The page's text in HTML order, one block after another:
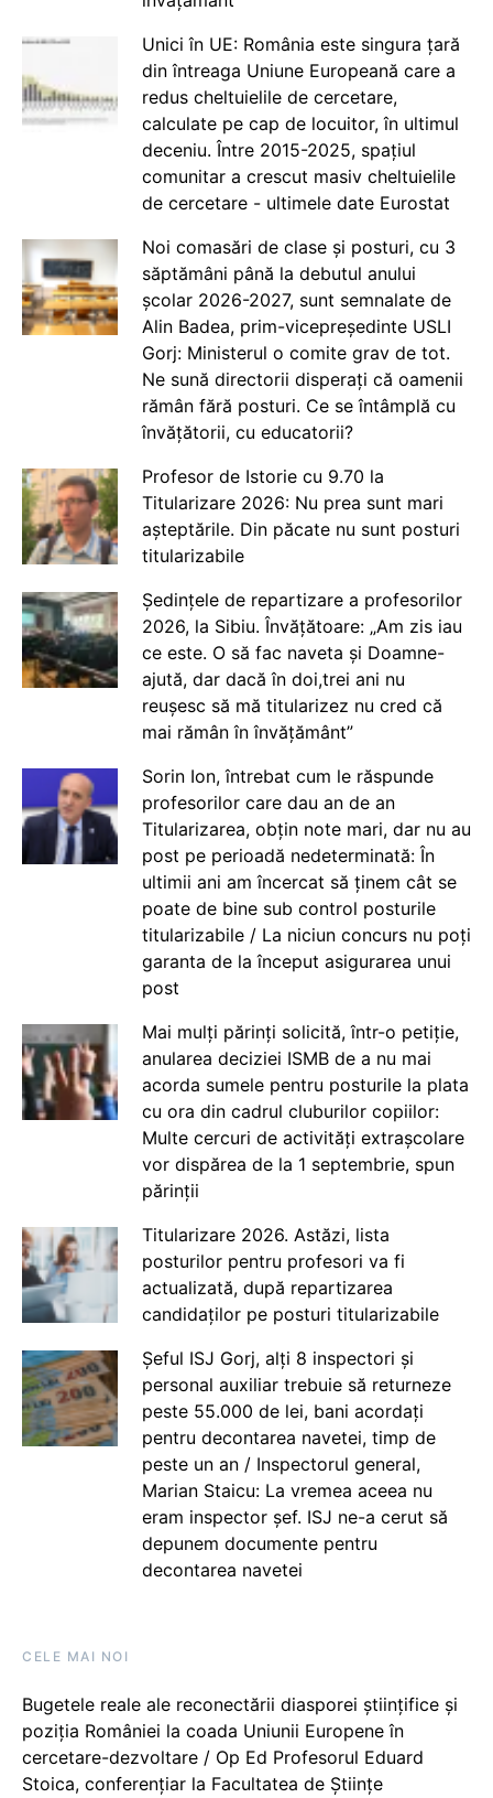
Unici în UE: România este singura țară
din întreaga Uniune Europeană care a
redus cheltuielile de cercetare,
calculate pe cap de locuitor, în ultimul
deceniu. Între 2015-2025, spațiul
comunitar a crescut masiv cheltuielile
de cercetare - ultimele date Eurostat
Noi comasări de clase și posturi, cu 3
săptămâni până la debutul anului
școlar 2026-2027, sunt semnalate de
Alin Badea, prim-vicepreședinte USLI
Gorj: Ministerul o comite grav de tot.
Ne sună directorii disperați că oamenii
rămân fără posturi. Ce se întâmplă cu
învățătorii, cu educatorii?
Profesor de Istorie cu 9.70 la
Titularizare 2026: Nu prea sunt mari
așteptările. Din păcate nu sunt posturi
titularizabile
Ședințele de repartizare a profesorilor
2026, la Sibiu. Învățătoare: „Am zis iau
ce este. O să fac naveta și Doamne-
ajută, dar dacă în doi,trei ani nu
reușesc să mă titularizez nu cred că
mai rămân în învățământ”
Sorin Ion, întrebat cum le răspunde
profesorilor care dau an de an
Titularizarea, obțin note mari, dar nu au
post pe perioadă nedeterminată: În
ultimii ani am încercat să ținem cât se
poate de bine sub control posturile
titularizabile / La niciun concurs nu poți
garanta de la început asigurarea unui
post
Mai mulți părinți solicită, într-o petiție,
anularea deciziei ISMB de a nu mai
acorda sumele pentru posturile la plata
cu ora din cadrul cluburilor copiilor:
Multe cercuri de activități extrașcolare
vor dispărea de la 1 septembrie, spun
părinții
Titularizare 2026. Astăzi, lista
posturilor pentru profesori va fi
actualizată, după repartizarea
candidaților pe posturi titularizabile
Șeful ISJ Gorj, alți 8 inspectori și
personal auxiliar trebuie să returneze
peste 55.000 de lei, bani acordați
pentru decontarea navetei, timp de
peste un an / Inspectorul general,
Marian Staicu: La vremea aceea nu
eram inspector șef. ISJ ne-a cerut să
depunem documente pentru
decontarea navetei
CELE MAI NOI
Bugetele reale ale reconectării diasporei științifice și
poziția României la coada Uniunii Europene în
cercetare-dezvoltare / Op Ed Profesorul Eduard
Stoica, conferențiar la Facultatea de Științe